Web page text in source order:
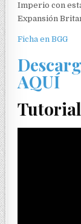
Imperio con
Expansión
Ficha en BGG
AQUÍ